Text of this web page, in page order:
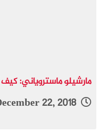
مارشيلو ماستروياني:
December 22, 2018